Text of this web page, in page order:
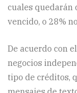
cuales quedarán
vencido, o 28%
De acuerdo con
negocios
tipo de créditos,